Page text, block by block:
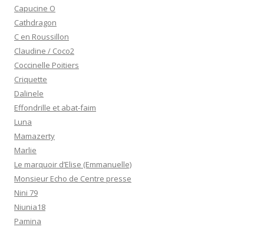
Capucine O
Cathdragon
C en Roussillon
Claudine / Coco2
Coccinelle Poitiers
Criquette
Dalinele
Effondrille et abat-faim
Luna
Mamazerty
Marlie
Le marquoir d’Elise (Emmanuelle)
Monsieur Echo de Centre presse
Nini 79
Niunia18
Pamina